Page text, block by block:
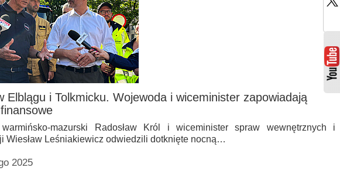
Elblągu i Tolkmicku. Wojewoda i wiceminister zapowiadają
mazurski Radosław Król i wiceminister spraw wewnętrznych i
Wiesław Leśniakiewicz odwiedzili dotknięte nocną…
2025